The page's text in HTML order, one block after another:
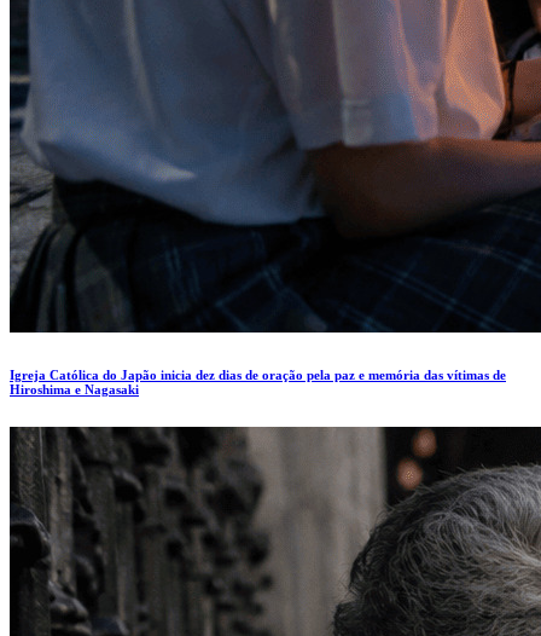
Igreja Católica do Japão inicia dez dias de oração pela paz e memória das vítimas de
Hiroshima e Nagasaki